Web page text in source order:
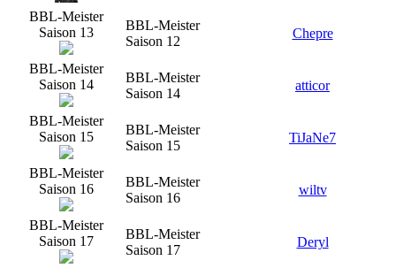
BBL-Meister
Saison 13
BBL-Meister
Saison 12
Chepre
BBL-Meister
Saison 14
BBL-Meister
Saison 14
atticor
BBL-Meister
Saison 15
BBL-Meister
Saison 15
TiJaNe7
BBL-Meister
Saison 16
BBL-Meister
Saison 16
wiltv
BBL-Meister
Saison 17
BBL-Meister
Saison 17
Deryl